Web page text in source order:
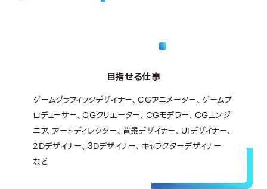
目指せる仕事
ゲームグラフィックデザイナー、CGアニメーター、ゲームプ
ロデューサー、CGクリエーター、CGモデラー、CGエンジ
ニア、アートディレクター、背景デザイナー、UIデザイナー、
2Dデザイナー、3Dデザイナー、キャラクターデザイナー
など